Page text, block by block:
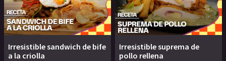
Irresistible sandwich de bife
a la criolla
Irresistible suprema de
pollo rellena